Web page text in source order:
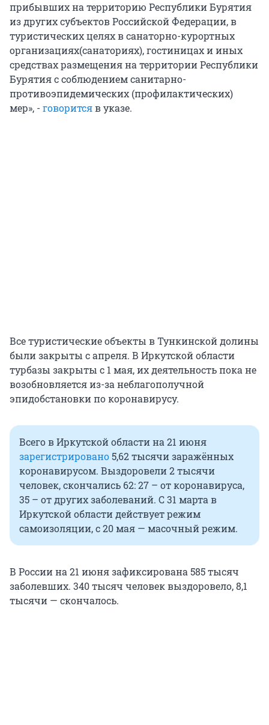
прибывших на территорию Республики Бурятия
из других субъектов Российской Федерации, в
туристических целях в санаторно-курортных
организациях(санаториях), гостиницах и иных
средствах размещения на территории Республики
Бурятия с соблюдением санитарно-
противоэпидемических (профилактических)
мер», - говоритсяв указе.
Все туристические объекты в Тункинской долины
были закрыты с апреля. В Иркутской области
турбазы закрыты с 1 мая, их деятельность пока не
возобновляется из-за неблагополучной
эпидобстановки по коронавирусу.
Всего в Иркутской области на 21 июня
зарегистрировано5,62 тысячи заражённых
коронавирусом. Выздоровели 2 тысячи
человек, скончались 62: 27 – от коронавируса,
35 – от других заболеваний. С 31 марта в
Иркутской области действует режим
самоизоляции, с 20 мая — масочный режим.
В России на 21 июня зафиксирована 585 тысяч
заболевших. 340 тысяч человек выздоровело, 8,1
тысячи — скончалось.